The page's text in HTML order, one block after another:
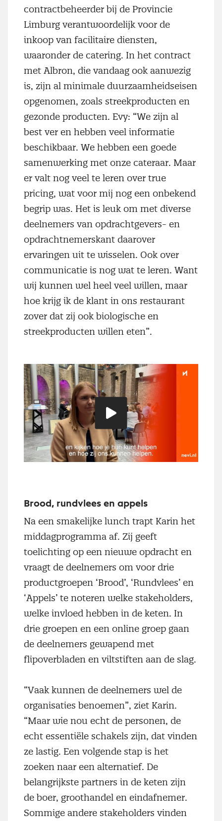
contractbeheerder bij de Provincie
Limburg verantwoordelijk voor de
inkoop van facilitaire diensten,
waaronder de catering. In het contract
met Albron, die vandaag ook aanwezig
is, zijn al minimale duurzaamheidseisen
opgenomen, zoals streekproducten en
gezonde producten. Evy: “We zijn al
best ver en hebben veel informatie
beschikbaar. We hebben een goede
samenwerking met onze cateraar. Maar
er valt nog veel te leren over true
pricing, wat voor mij nog een onbekend
begrip was. Het is leuk om met diverse
deelnemers van opdrachtgevers- en
opdrachtnemerskant daarover
ervaringen uit te wisselen. Ook over
communicatie is nog wat te leren. Want
wij kunnen wel heel veel willen, maar
hoe krijg ik de klant in ons restaurant
zover dat zij ook biologische en
streekproducten willen eten”.
Speel
video
Brood, rundvlees en appels
Na een smakelijke lunch trapt Karin het
middagprogramma af. Zij geeft
toelichting op een nieuwe opdracht en
vraagt de deelnemers om voor drie
productgroepen ‘Brood’, ‘Rundvlees’ en
‘Appels’ te noteren welke stakeholders,
welke invloed hebben in de keten. In
drie groepen en een online groep gaan
de deelnemers gewapend met
flipoverbladen en viltstiften aan de slag.
“Vaak kunnen de deelnemers wel de
organisaties benoemen”, ziet Karin.
“Maar wie nou echt de personen, de
echt essentiële schakels zijn, dat vinden
ze lastig. Een volgende stap is het
zoeken naar een alternatief. De
belangrijkste partners in de keten zijn
de boer, groothandel en eindafnemer.
Sommige andere stakeholders vinden